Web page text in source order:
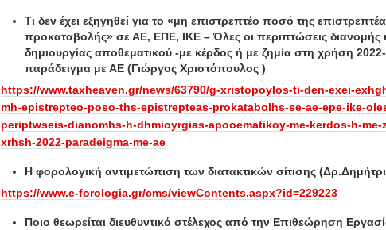
Τι δεν έχει εξηγηθεί για το «μη επιστρεπτέο ποσό της
προκαταβολής» σε ΑΕ, ΕΠΕ, ΙΚΕ – Όλες οι περιπτώσεις διανομής
δημιουργίας αποθεματικού -με κέρδος ή με ζημία στη χρήση 2022-
παράδειγμα με ΑΕ (Γιώργος Χριστόπουλος )
https://www.taxheaven.gr/news/63790/g-xristopoylos-ti-den-exei-
mh-epistrepteo-poso-ths-epistrepteas-prokatabolhs-se-ae-epe-ike-
periptwseis-dianomhs-h-dhmioyrgias-apooematikoy-me-kerdos-h-me-
xrhsh-2022-paradeigma-me-ae
Η φορολογική αντιμετώπιση των διατακτικών σίτισης
https://www.e-forologia.gr/cms/viewContents.aspx?id=229223
Ποιο θεωρείται διευθυντικό στέλεχος από την Επιθεώρηση